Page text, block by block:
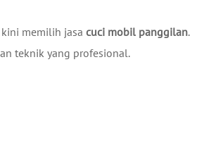
memilih jasa cuci mobil panggilan.
teknik yang profesional.